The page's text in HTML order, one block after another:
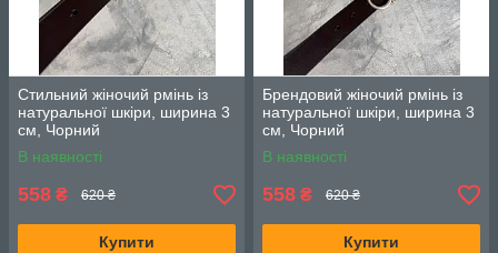
Стильний жіночий рмінь із
натуральної шкіри, ширина 3
см, Чорний
В наявності
558 ₴ 620 ₴
Купити
Брендовий жіночий рмінь із
натуральної шкіри, ширина 3
см, Чорний
В наявності
558 ₴ 620 ₴
Купити